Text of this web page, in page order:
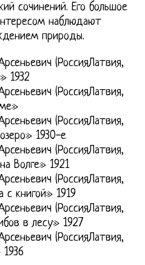
сочинений. Его большое
наблюдают
природы.
(РоссияЛатвия,
1932
(РоссияЛатвия,
(РоссияЛатвия,
1930-е
(РоссияЛатвия,
Волге» 1921
(РоссияЛатвия,
с книгой» 1919
(РоссияЛатвия,
в лесу» 1927
(РоссияЛатвия,